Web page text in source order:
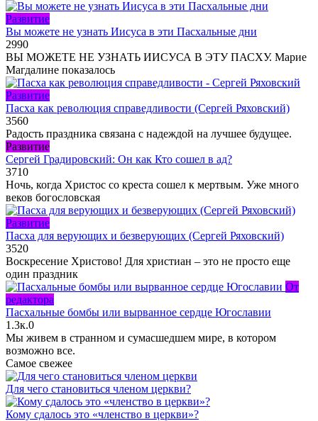
Развитие
Вы можете не узнать Иисуса в эти Пасхальные дни
2990
ВЫ МОЖЕТЕ НЕ УЗНАТЬ ИИСУСА В ЭТУ ПАСХУ. Марие
Магдалине показалось
Развитие
Пасха как революция справедливости (Сергей Ряховский)
3560
Радость праздника связана с надеждой на лучшее будущее.
Развитие
Сергей Градировский: Он как Кто сошел в ад?
3710
Ночь, когда Христос со креста сошел к мертвым. Уже много
веков богословская
Развитие
Пасха для верующих и безверующих (Сергей Ряховский)
3520
Воскресение Христово! Для христиан – это не просто еще
один праздник
От
редактора
Пасхальные бомбы или вырванное сердце Югославии
1.3к.0
Мы живем в странном и сумасшедшем мире, в котором
возможно все.
Самое свежее
Для чего становиться членом церкви?
Кому сдалось это «членство в церкви»?